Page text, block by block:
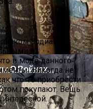
О Войнах…
Зодиака
и
в моде данного
Никогда не
что-то приобрести
покупают. Вещь